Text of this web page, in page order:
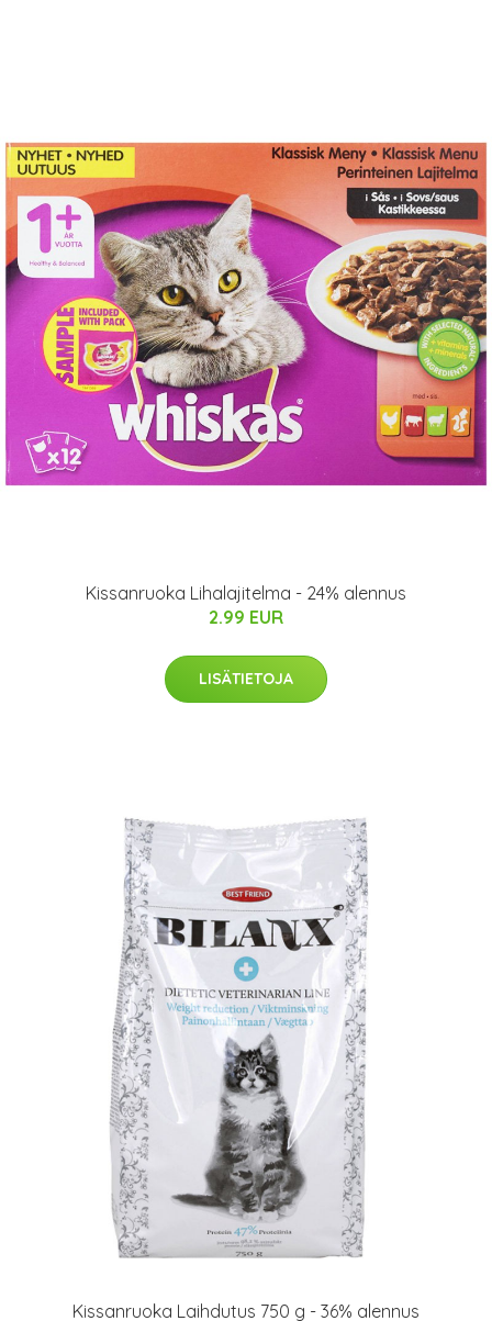
Kissanruoka Lihalajitelma - 24% alennus
2.99 EUR
LISÄTIETOJA
Kissanruoka Laihdutus 750 g - 36% alennus